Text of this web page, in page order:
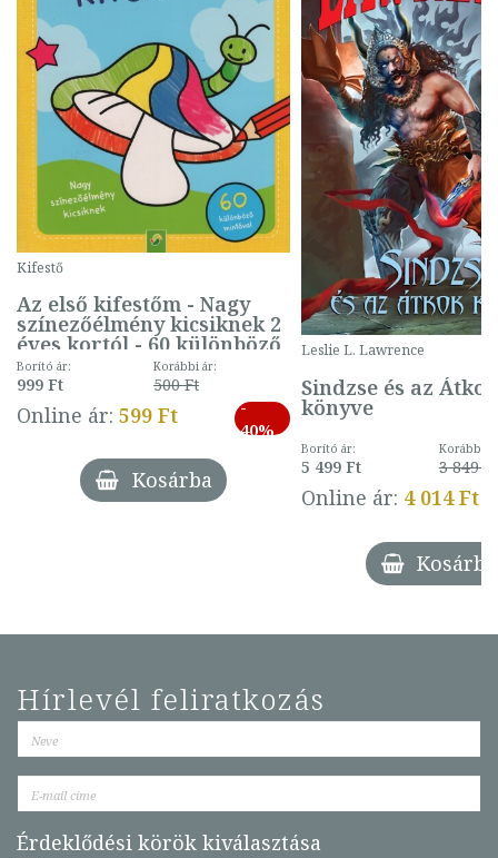
Kifestő
Az első kifestőm - Nagy
színezőélmény kicsiknek 2
éves kortól - 60 különböző
mintával (gombás)
Borító ár:
999 Ft
Korábbi ár:
500 Ft
Online ár: 599 Ft
-
40%
Kosárba
Leslie L. Lawrence
Sindzse és az Átkok
könyve
Borító ár:
5 499 Ft
Korábbi
3 849 Ft
Online ár: 4 014 Ft
Kosárba
Hírlevél feliratkozás
Érdeklődési körök kiválasztása